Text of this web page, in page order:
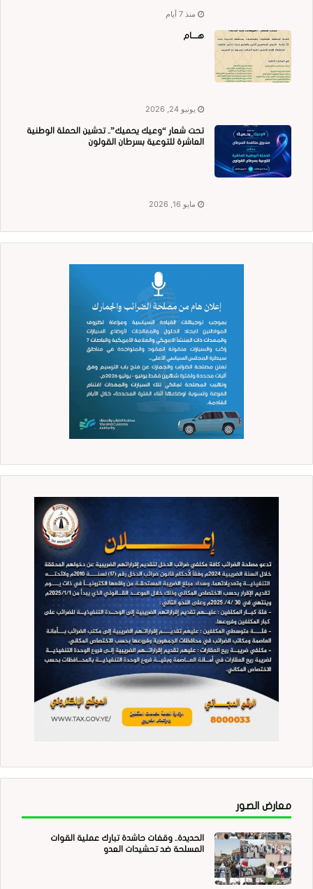
منذ 7 أيام
هــــام
يونيو 24, 2026
تحت شعار “وعيك يحميك”.. تدشين الحملة الوطنية
العاشرة للتوعية بسرطان القولون
مايو 16, 2026
معارض الصور
الحديدة.. وقفات حاشدة تبارك عملية القوات
المسلحة ضد تحشيدات العدو